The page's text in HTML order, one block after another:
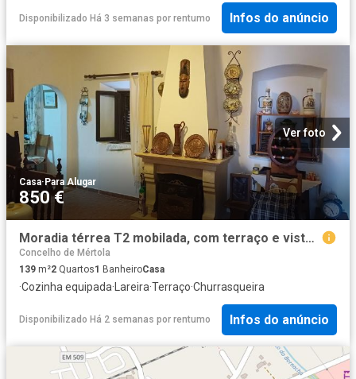
Disponibilizado Há 3 semanas por rentumo Infos do anúncio
Ver foto
Casa·Para Alugar
850 €
Moradia térrea T2 mobilada, com terraço e vista sobre o Rio Guadiana, para arrendamento anual
Concelho de Mértola
139 m²2 Quartos1 BanheiroCasa
·Cozinha equipada·Lareira·Terraço·Churrasqueira
Disponibilizado Há 2 semanas por rentumo Infos do anúncio